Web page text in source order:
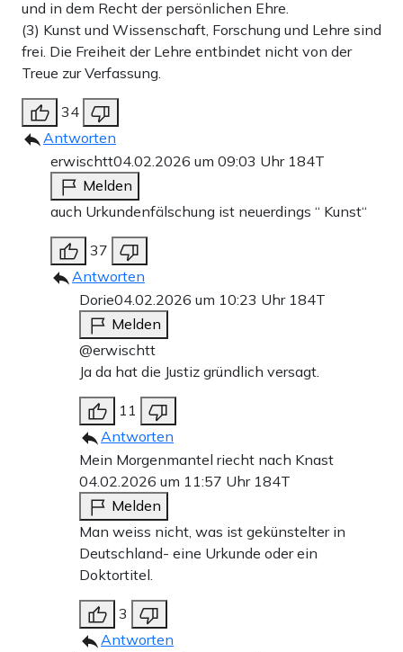
und in dem Recht der persönlichen Ehre.
(3) Kunst und Wissenschaft, Forschung und Lehre sind
frei. Die Freiheit der Lehre entbindet nicht von der
Treue zur Verfassung.
34
Antworten
erwischtt04.02.2026 um 09:03 Uhr 184T
Melden
auch Urkundenfälschung ist neuerdings “ Kunst“
37
Antworten
Dorie04.02.2026 um 10:23 Uhr 184T
Melden
@erwischtt
Ja da hat die Justiz gründlich versagt.
11
Antworten
Mein Morgenmantel riecht nach Knast
04.02.2026 um 11:57 Uhr 184T
Melden
Man weiss nicht, was ist gekünstelter in
Deutschland- eine Urkunde oder ein
Doktortitel.
3
Antworten